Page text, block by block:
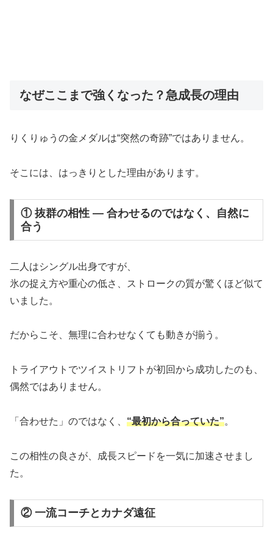
なぜここまで強くなった？急成長の理由
りくりゅうの金メダルは“突然の奇跡”ではありません。
そこには、はっきりとした理由があります。
① 抜群の相性 ― 合わせるのではなく、自然に
合う
二人はシングル出身ですが、
氷の捉え方や重心の低さ、ストロークの質が驚くほど似て
いました。
だからこそ、無理に合わせなくても動きが揃う。
トライアウトでツイストリフトが初回から成功したのも、
偶然ではありません。
「合わせた」のではなく、 “最初から合っていた”。
この相性の良さが、成長スピードを一気に加速させまし
た。
② 一流コーチとカナダ遠征